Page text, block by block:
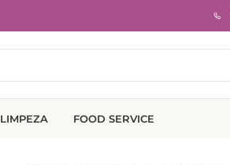
LIMPEZA FOOD SERVICE